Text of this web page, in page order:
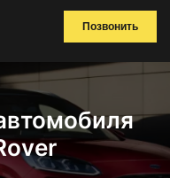
Позвонить